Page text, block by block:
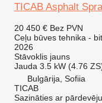
TICAB Asphalt
20 450 € Bez PVN
Ceļu būves tehnika -
2026
Stāvoklisjauns
Jauda 3.5 kW (4.76
Bulgārija, Sofiia
TICAB
Sazināties ar pārdevēju